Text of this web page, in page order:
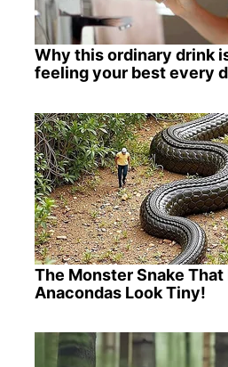
Why this ordinary drink
feeling your best every
The Monster Snake That
Anacondas Look Tiny!